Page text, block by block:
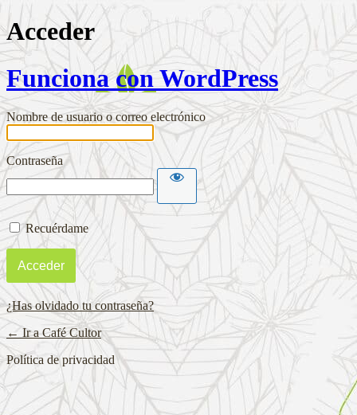
Acceder
Funciona con WordPress
Nombre de usuario o correo electrónico
Contraseña
Recuérdame
¿Has olvidado tu contraseña?
← Ir a Café Cultor
Política de privacidad